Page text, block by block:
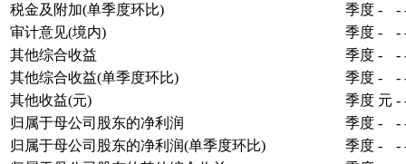
税金及附加(单季度环比)
季度 - -
审计意见(境内)
季度 - -
其他综合收益
季度 - -
其他综合收益(单季度环比)
季度 - -
其他收益(元)
季度 元 -
归属于母公司股东的净利润
季度 - -
归属于母公司股东的净利润(单季度环比)
季度 - -